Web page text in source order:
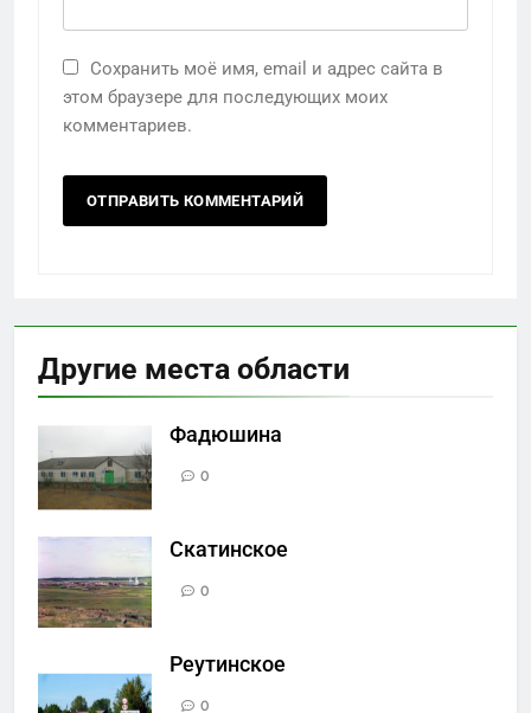
Сохранить моё имя, email и адрес сайта в
этом браузере для последующих моих
комментариев.
Другие места области
Фадюшина
0
Скатинское
0
Реутинское
0